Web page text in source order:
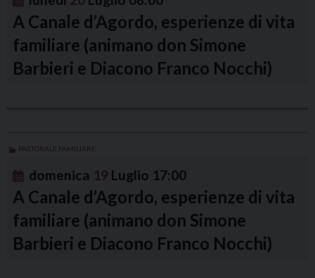
A Canale d’Agordo, esperienze di vita
familiare (animano don Simone
Barbieri e Diacono Franco Nocchi)
PASTORALE FAMILIARE
domenica 19 Luglio 17:00
A Canale d’Agordo, esperienze di vita
familiare (animano don Simone
Barbieri e Diacono Franco Nocchi)